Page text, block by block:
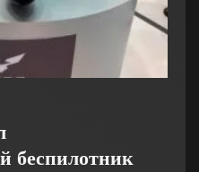
беспилотник